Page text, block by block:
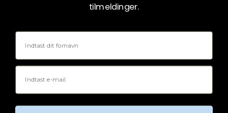
tilmeldinger.
Fornavn
Email